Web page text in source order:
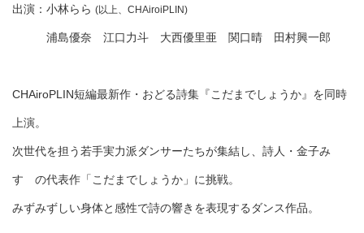
出演：小林らら (以上、CHAiroiPLIN)
浦島優奈 江口力斗 大西優里亜 関口晴 田村興一郎
CHAiroPLIN短編最新作・おどる詩集『こだまでしょうか』を同時
上演。
次世代を担う若手実力派ダンサーたちが集結し、詩人・金子み
すゞの代表作「こだまでしょうか」に挑戦。
みずみずしい身体と感性で詩の響きを表現するダンス作品。